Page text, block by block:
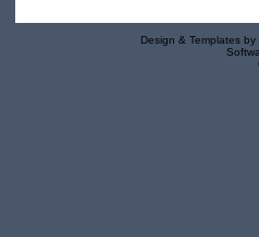
Design & Templates by